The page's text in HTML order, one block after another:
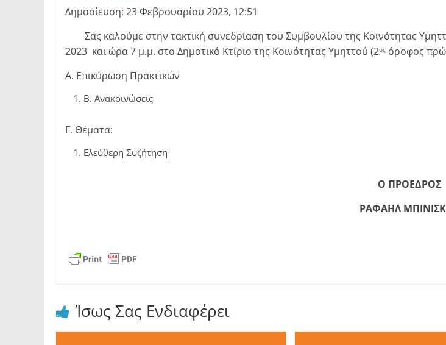
Δημοσίευση: 23 Φεβρουαρίου 2023, 12:51
Σας καλούμε στην τακτική συνεδρίαση του Συμβουλίου της Κοινότητας
2023 και ώρα 7 μ.μ. στο Δημοτικό Κτίριο της Κοινότητας Υμηττού (2ος όροφος
Α. Επικύρωση Πρακτικών
B. Ανακοινώσεις
Γ. Θέματα:
Ελεύθερη Συζήτηση
Ο ΠΡΟΕΔΡΟΣ
ΡΑΦΑΗΛ
Ίσως Σας Ενδιαφέρει